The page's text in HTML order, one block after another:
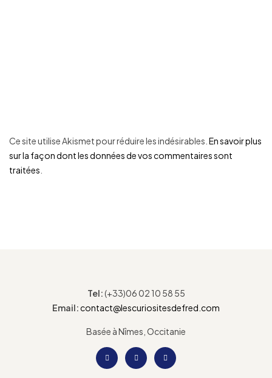
Ce site utilise Akismet pour réduire les indésirables. En savoir plus
sur la façon dont les données de vos commentaires sont
traitées
Tel:(+33)06 02 10 58 55
Email:contact@lescuriositesdefred.com
Basée à Nîmes, Occitanie